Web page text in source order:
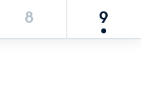
8 9